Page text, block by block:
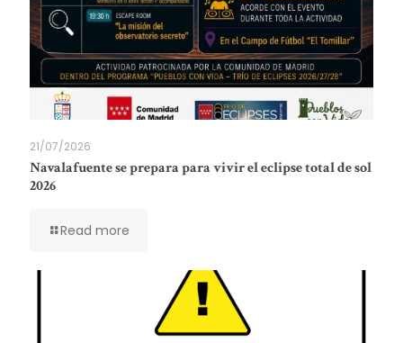
21/07/2026
Navalafuente se prepara para vivir el eclipse total de sol
2026
Read more